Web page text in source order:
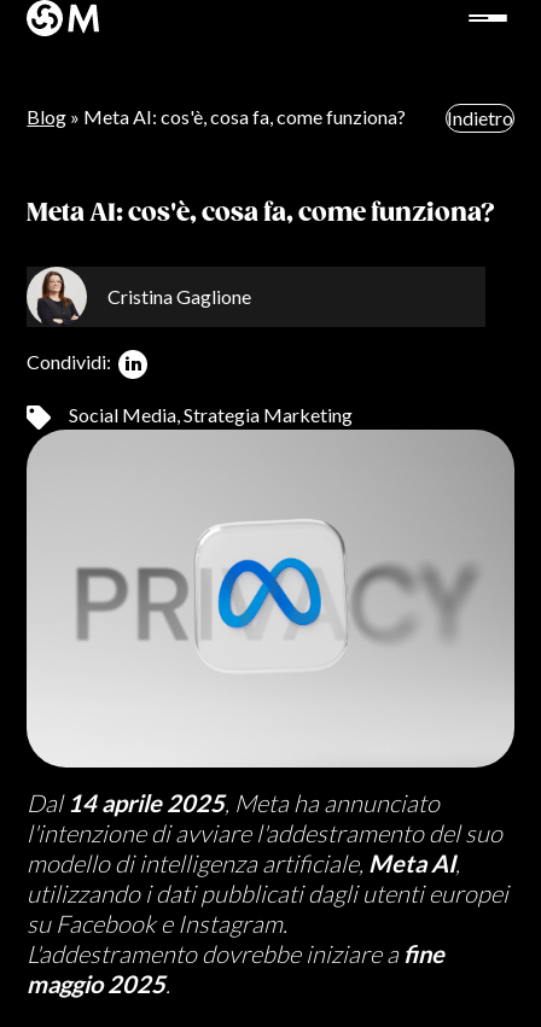
Blog » Meta AI: cos'è, cosa fa, come funziona? Indietro
Dal 14 aprile 2025, Meta ha annunciato
l'intenzione di avviare l'addestramento del suo
modello di intelligenza artificiale, Meta AI,
utilizzando i dati pubblicati dagli utenti europei
su Facebook e Instagram.
L'addestramento dovrebbe iniziare a fine
maggio 2025.
Meta AI: cos'è, cosa fa, come funziona?
Cristina Gaglione
Condividi:
Social Media,Strategia Marketing